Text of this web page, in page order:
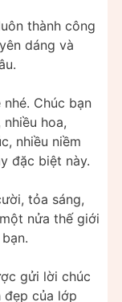
thành công
dáng và
Chúc bạn
hoa,
nhiều niềm
đặc biệt này.
tỏa sáng,
nửa thế giới
gửi lời chúc
của lớp